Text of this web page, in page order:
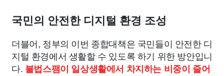
국민의 안전한 디지털 환경 조성
더블어, 정부의 이번 종합대책은 국민들이 안전한 디
지털 환경에서 생활할 수 있도록 하기 위한 방안입니
다. 불법스팸이 일상생활에서 차지하는 비중이 줄어